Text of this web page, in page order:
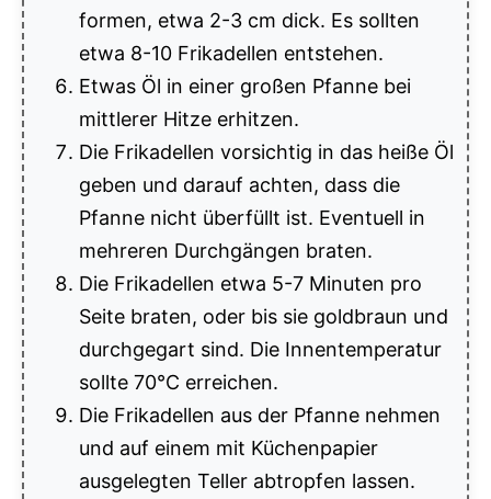
formen, etwa 2-3 cm dick. Es sollten
etwa 8-10 Frikadellen entstehen.
Etwas Öl in einer großen Pfanne bei
mittlerer Hitze erhitzen.
Die Frikadellen vorsichtig in das heiße Öl
geben und darauf achten, dass die
Pfanne nicht überfüllt ist. Eventuell in
mehreren Durchgängen braten.
Die Frikadellen etwa 5-7 Minuten pro
Seite braten, oder bis sie goldbraun und
durchgegart sind. Die Innentemperatur
sollte 70°C erreichen.
Die Frikadellen aus der Pfanne nehmen
und auf einem mit Küchenpapier
ausgelegten Teller abtropfen lassen.